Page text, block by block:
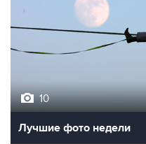
10
Лучшие фото недели